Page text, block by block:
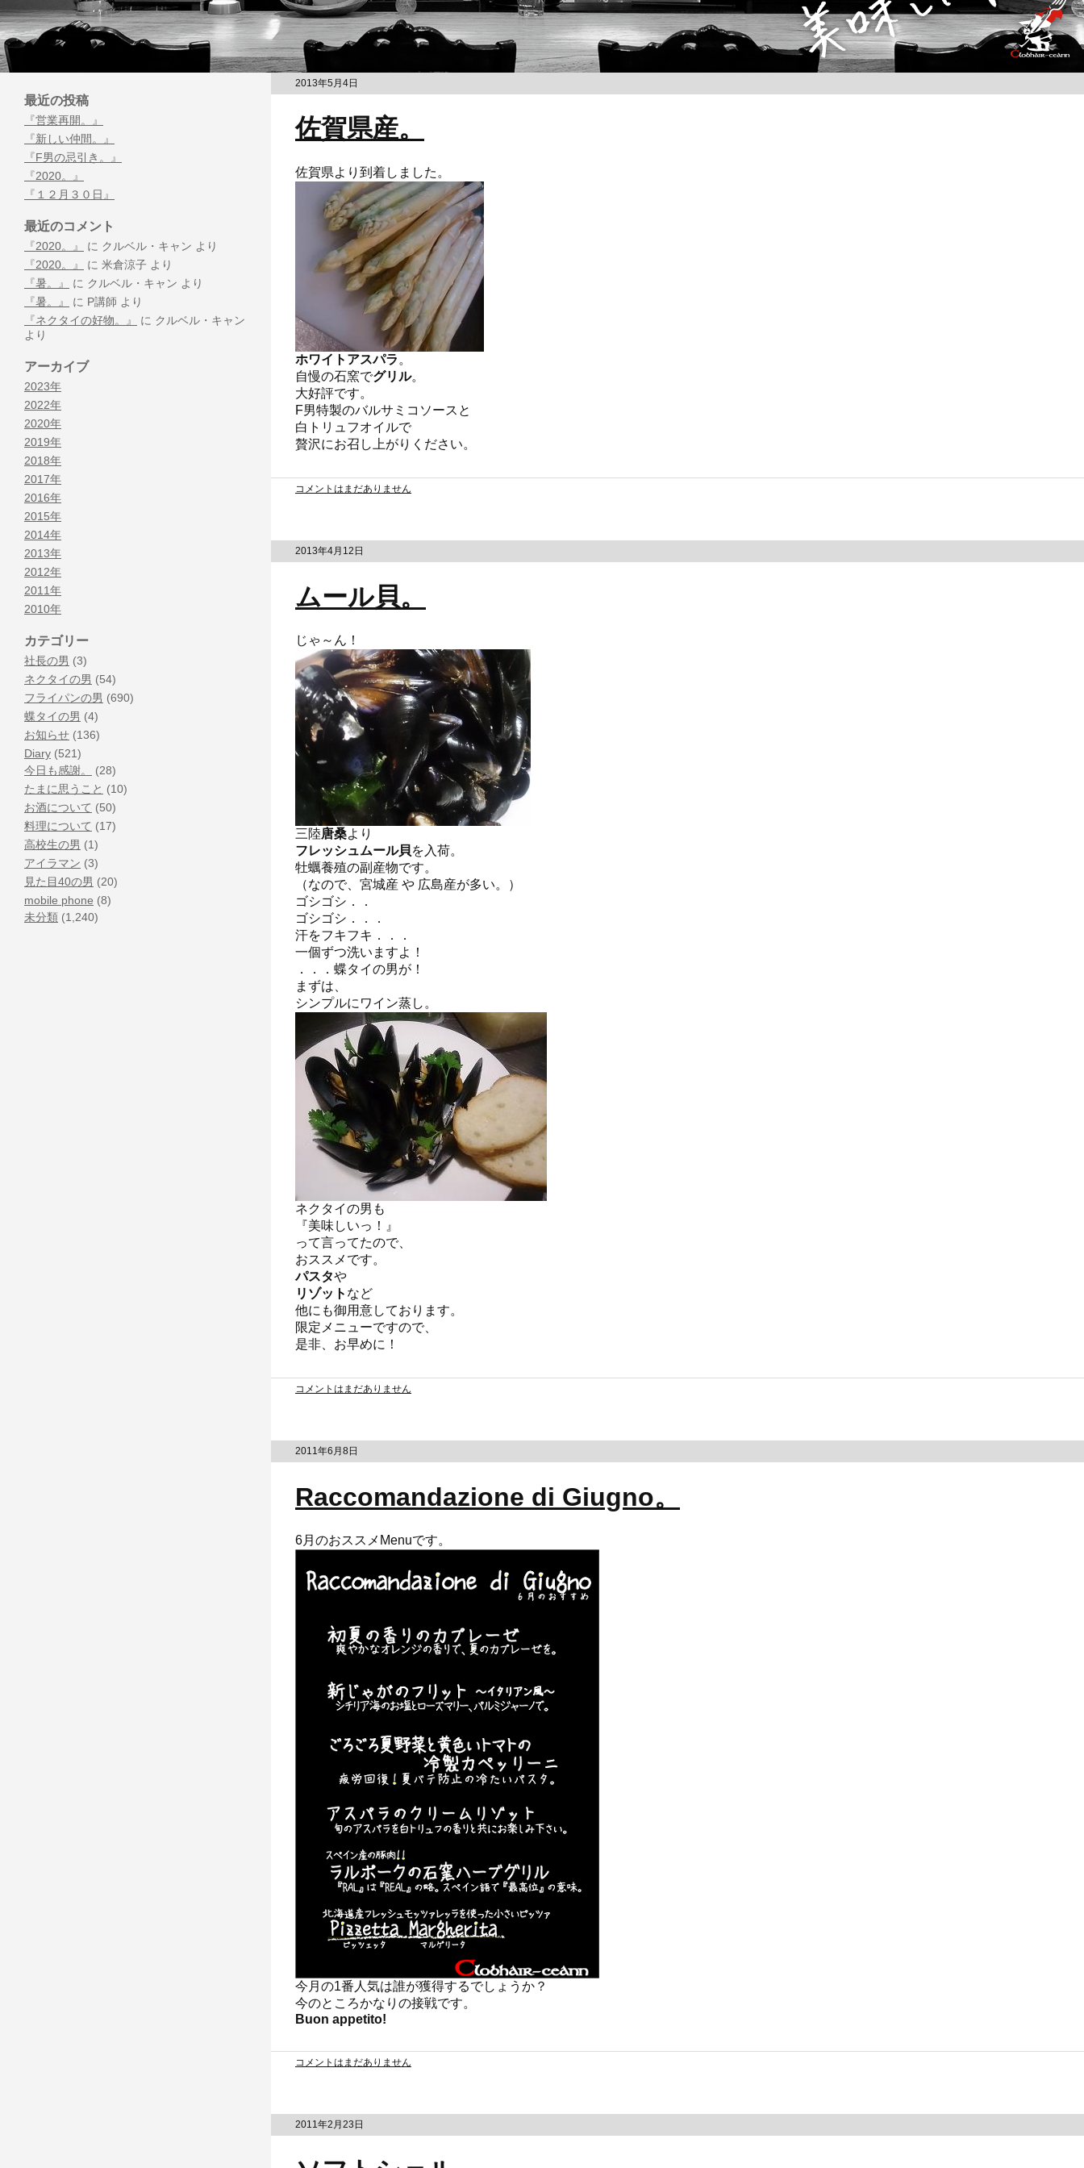
最近の投稿
『営業再開。』
『新しい仲間。』
『F男の忌引き。』
『2020。』
『１２月３０日』
最近のコメント
『2020。』 に クルベル・キャン より
『2020。』
に 米倉涼子 より
『暑。』
に クルベル・キャン より
『暑。』
に P講師 より
『ネクタイの好物。』
に クルベル・キャン
より
アーカイブ
2023年
2022年
2020年
2019年
2018年
2017年
2016年
2015年
2014年
2013年
2012年
2011年
2010年
カテゴリー
社長の男 (3)
ネクタイの男 (54)
フライパンの男 (690)
蝶タイの男 (4)
お知らせ (136)
Diary (521)
今日も感謝。
(28)
たまに思うこと (10)
お酒について (50)
料理について (17)
高校生の男 (1)
アイラマン (3)
見た目40の男 (20)
mobile phone (8)
未分類 (1,240)
2013年5月4日
佐賀県産。
佐賀県より到着しました。
ホワイトアスパラ 。
自慢の石窯でグリル。
大好評です。
F男特製のバルサミコソースと
白トリュフオイルで
贅沢にお召し上がりください。
コメントはまだありません
2013年4月12日
ムール貝。
じゃ～ん！
三陸唐桑より
フレッシュムール貝を入荷。
牡蠣養殖の副産物です。
（なので、宮城産 や 広島産が多い。）
ゴシゴシ．．
ゴシゴシ．．．
汗をフキフキ．．．
一個ずつ洗いますよ！
．．．蝶タイの男が！
まずは、
シンプルにワイン蒸し。
ネクタイの男も
『美味しいっ！』
って言ってたので、
おススメです。
パスタや
リゾット など
他にも御用意しております。
限定メニューですので、
是非、お早めに！
コメントはまだありません
2011年6月8日
Raccomandazione di Giugno。
6月のおススメMenuです。
今月の1番人気は誰が獲得するでしょうか？
今のところかなりの接戦です。
Buon appetito!
コメントはまだありません
2011年2月23日